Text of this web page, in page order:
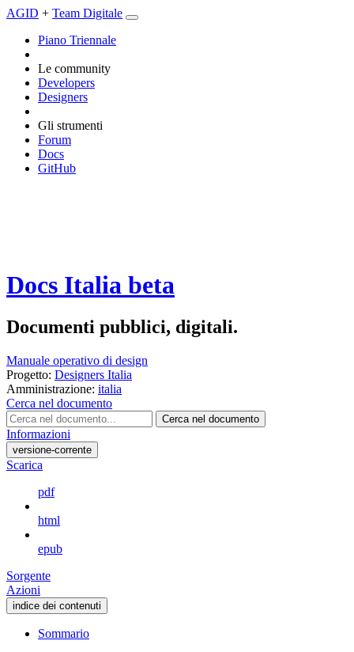
AGID + Team Digitale
Piano Triennale
Le community
Developers
Designers
Gli strumenti
Forum
Docs
GitHub
Docs Italia beta
Documenti pubblici, digitali.
Manuale operativo di design
Progetto: Designers Italia
Amministrazione: italia
Cerca nel documento
Cerca nel documento
Informazioni
versione-corrente
Scarica
pdf
html
epub
Sorgente
Azioni
indice dei contenuti
Sommario